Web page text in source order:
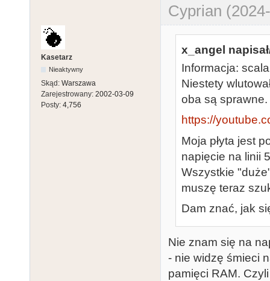
Cyprian
Kasetarz
Nieaktywny
Skąd: Warszawa
Zarejestrowany: 2002-03-09
Posty: 4,756
x_angel
Informacja:
Niestety
oba są sprawne.
https://
Moja płyta jest
napięcie na linii
Wszystkie
muszę teraz
Dam znać, jak
Nie znam się na
- nie widzę śmieci
pamięci RAM.